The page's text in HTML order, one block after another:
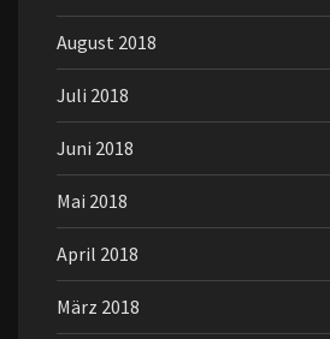
August 2018
Juli 2018
Juni 2018
Mai 2018
April 2018
März 2018